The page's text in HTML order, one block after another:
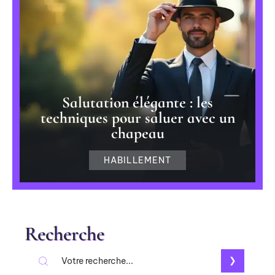
Salutation élégante : les
techniques pour saluer avec un
chapeau
HABILLEMENT
Recherche